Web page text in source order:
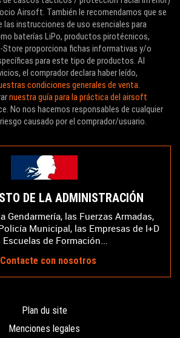
Airsoft. También le recomendamos que se
las instrucciones de uso esenciales para
baterías LiPo, productos pirotécnicos,
Store proporciona fichas informativas y/o
para este tipo de productos. Al
el comprador declara haber leído,
condiciones generales de venta.
nuestra guía para la práctica del airsoft
No nos hacemos responsables de cualquier
causado por el comprador/usuario.
DE LA ADMINISTRACIÓN
Gendarmería, las Fuerzas Armadas,
Municipal, las Empresas de I+D
Escuelas de Formación...
Contacte con nosotros
Plan du site
Menciones legales